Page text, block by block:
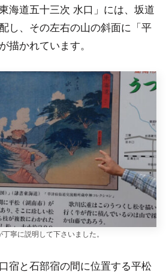
海道五十三次 水口」には、坂道
し、その左右の山の斜面に「平
描かれています。
寧に説明して下さいました。
宿と石部宿の間に位置する平松